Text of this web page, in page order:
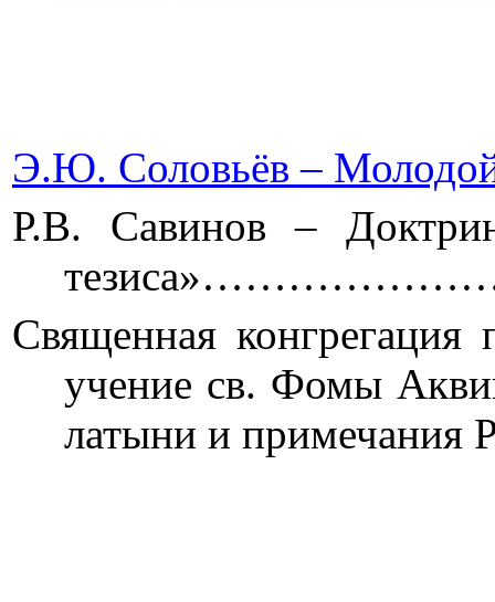
Э.Ю. Соловьёв –
Р.В. Савинов –
Священная
учение св. Фомы
латыни и